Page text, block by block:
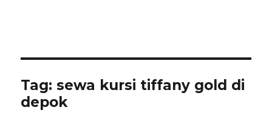
Tag:sewa kursi tiffany gold di
depok